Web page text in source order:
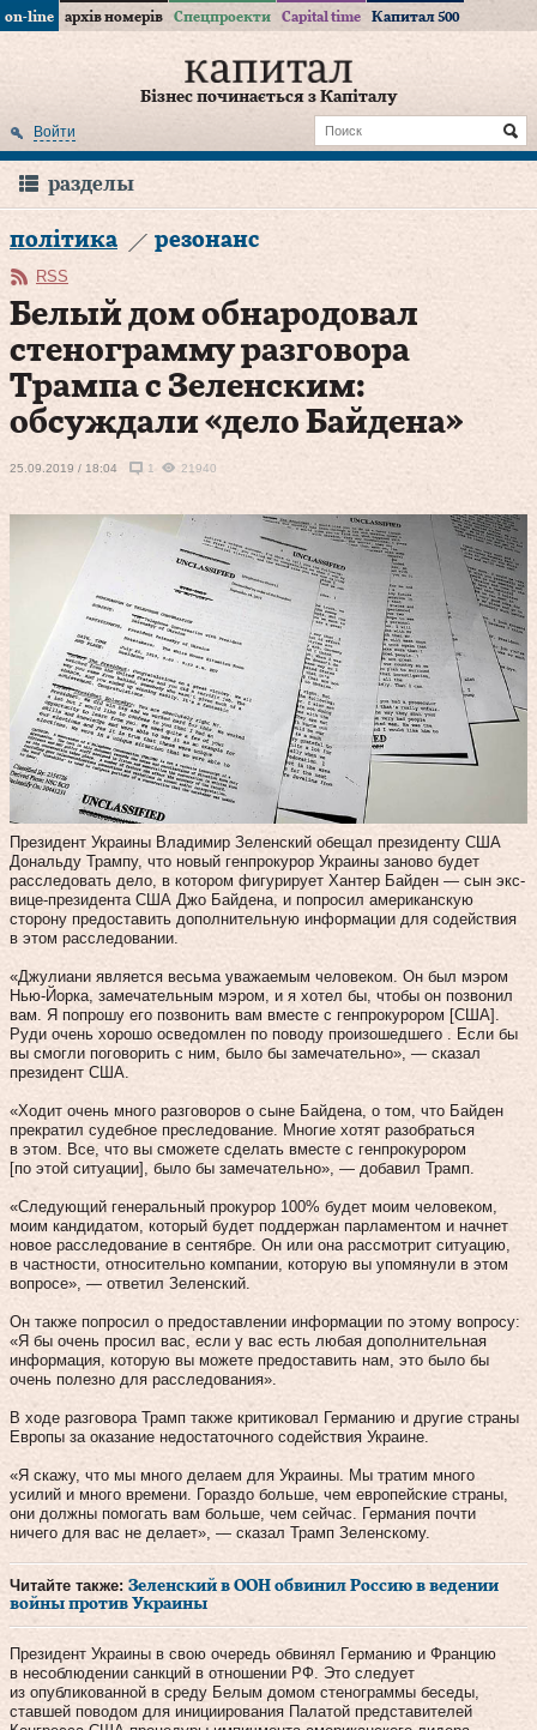
on-line архів номерів Спецпроекти Capital time Капитал 500
Бізнес починається з Капіталу
Войти
разделы
політика резонанс
RSS
Белый дом обнародовал
стенограмму разговора
Трампа с Зеленским:
обсуждали «дело Байдена»
25.09.2019 / 18:04 1 21940
Президент Украины Владимир Зеленский обещал президенту США
Дональду Трампу, что новый генпрокурор Украины заново будет
расследовать дело, в котором фигурирует Хантер Байден — сын экс-
вице-президента США Джо Байдена, и попросил американскую
сторону предоставить дополнительную информации для содействия
в этом расследовании.
«Джулиани является весьма уважаемым человеком. Он был мэром
Нью-Йорка, замечательным мэром, и я хотел бы, чтобы он позвонил
вам. Я попрошу его позвонить вам вместе с генпрокурором [США].
Руди очень хорошо осведомлен по поводу произошедшего . Если бы
вы смогли поговорить с ним, было бы замечательно», — сказал
президент США.
«Ходит очень много разговоров о сыне Байдена, о том, что Байден
прекратил судебное преследование. Многие хотят разобраться
в этом. Все, что вы сможете сделать вместе с генпрокурором
[по этой ситуации], было бы замечательно», — добавил Трамп.
«Следующий генеральный прокурор 100% будет моим человеком,
моим кандидатом, который будет поддержан парламентом и начнет
новое расследование в сентябре. Он или она рассмотрит ситуацию,
в частности, относительно компании, которую вы упомянули в этом
вопросе», — ответил Зеленский.
Он также попросил о предоставлении информации по этому вопросу:
«Я бы очень просил вас, если у вас есть любая дополнительная
информация, которую вы можете предоставить нам, это было бы
очень полезно для расследования».
В ходе разговора Трамп также критиковал Германию и другие страны
Европы за оказание недостаточного содействия Украине.
«Я скажу, что мы много делаем для Украины. Мы тратим много
усилий и много времени. Гораздо больше, чем европейские страны,
они должны помогать вам больше, чем сейчас. Германия почти
ничего для вас не делает», — сказал Трамп Зеленскому.
Читайте также: Зеленский в ООН обвинил Россию в ведении
войны против Украины
Президент Украины в свою очередь обвинял Германию и Францию
в несоблюдении санкций в отношении РФ. Это следует
из опубликованной в среду Белым домом стенограммы беседы,
ставшей поводом для инициирования Палатой представителей